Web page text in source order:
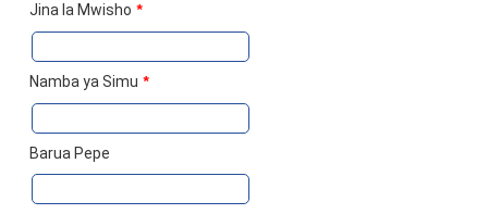
Jina la Mwisho *
Namba ya Simu *
Barua Pepe